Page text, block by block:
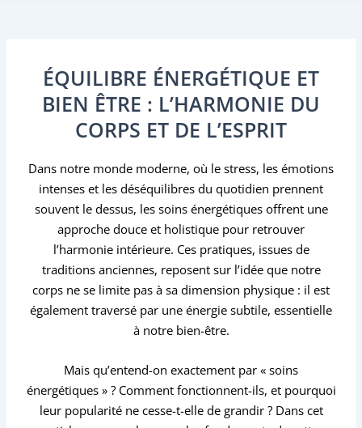
ÉQUILIBRE ÉNERGÉTIQUE ET
BIEN ÊTRE : L’HARMONIE DU
CORPS ET DE L’ESPRIT
Dans notre monde moderne, où le stress, les émotions
intenses et les déséquilibres du quotidien prennent
souvent le dessus, les soins énergétiques offrent une
approche douce et holistique pour retrouver
l’harmonie intérieure. Ces pratiques, issues de
traditions anciennes, reposent sur l’idée que notre
corps ne se limite pas à sa dimension physique : il est
également traversé par une énergie subtile, essentielle
à notre bien-être.
Mais qu’entend-on exactement par « soins
énergétiques » ? Comment fonctionnent-ils, et pourquoi
leur popularité ne cesse-t-elle de grandir ? Dans cet